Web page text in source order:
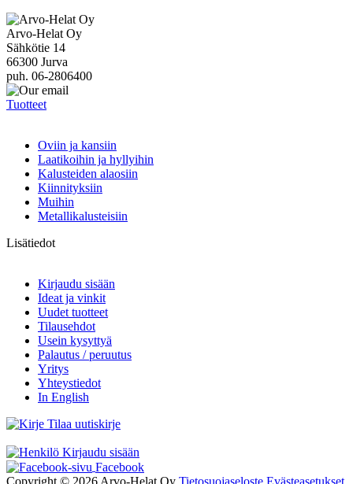
Arvo-Helat Oy
Sähkötie 14
66300 Jurva
puh. 06-2806400
Tuotteet
Oviin ja kansiin
Laatikoihin ja hyllyihin
Kalusteiden alaosiin
Kiinnityksiin
Muihin
Metallikalusteisiin
Lisätiedot
Kirjaudu sisään
Ideat ja vinkit
Uudet tuotteet
Tilausehdot
Usein kysyttyä
Palautus / peruutus
Yritys
Yhteystiedot
In English
Tilaa uutiskirje
Kirjaudu sisään
Facebook